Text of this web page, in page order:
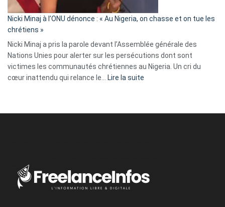
parle
ses
tripes »
Nicki Minaj à l’ONU dénonce : « Au Nigeria, on chasse et on tue les
chrétiens »
Nicki Minaj a pris la parole devant l’Assemblée générale des
Nations Unies pour alerter sur les persécutions dont sont
victimes les communautés chrétiennes au Nigeria. Un cri du
cœur inattendu qui relance le…
Lire la suite
Nigeria,